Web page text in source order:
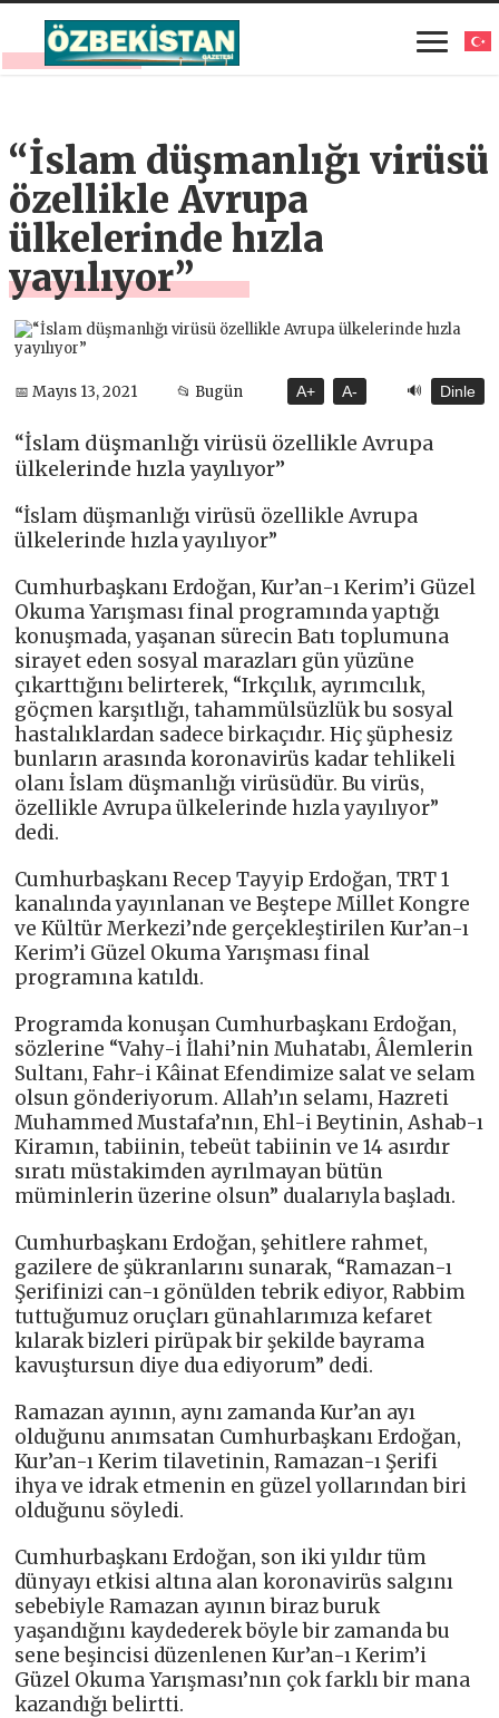
“İslam düşmanlığı virüsü
özellikle Avrupa
ülkelerinde hızla
yayılıyor”
📅 Mayıs 13, 2021 📂 Bugün A+ A- 🔊 Dinle
“İslam düşmanlığı virüsü özellikle Avrupa
ülkelerinde hızla yayılıyor”
“İslam düşmanlığı virüsü özellikle Avrupa
ülkelerinde hızla yayılıyor”
Cumhurbaşkanı Erdoğan, Kur’an-ı Kerim’i Güzel
Okuma Yarışması final programında yaptığı
konuşmada, yaşanan sürecin Batı toplumuna
sirayet eden sosyal marazları gün yüzüne
çıkarttığını belirterek, “Irkçılık, ayrımcılık,
göçmen karşıtlığı, tahammülsüzlük bu sosyal
hastalıklardan sadece birkaçıdır. Hiç şüphesiz
bunların arasında koronavirüs kadar tehlikeli
olanı İslam düşmanlığı virüsüdür. Bu virüs,
özellikle Avrupa ülkelerinde hızla yayılıyor”
dedi.
Cumhurbaşkanı Recep Tayyip Erdoğan, TRT 1
kanalında yayınlanan ve Beştepe Millet Kongre
ve Kültür Merkezi’nde gerçekleştirilen Kur’an-ı
Kerim’i Güzel Okuma Yarışması final
programına katıldı.
Programda konuşan Cumhurbaşkanı Erdoğan,
sözlerine “Vahy-i İlahi’nin Muhatabı, Âlemlerin
Sultanı, Fahr-i Kâinat Efendimize salat ve selam
olsun gönderiyorum. Allah’ın selamı, Hazreti
Muhammed Mustafa’nın, Ehl-i Beytinin, Ashab-ı
Kiramın, tabiinin, tebeüt tabiinin ve 14 asırdır
sıratı müstakimden ayrılmayan bütün
müminlerin üzerine olsun” dualarıyla başladı.
Cumhurbaşkanı Erdoğan, şehitlere rahmet,
gazilere de şükranlarını sunarak, “Ramazan-ı
Şerifinizi can-ı gönülden tebrik ediyor, Rabbim
tuttuğumuz oruçları günahlarımıza kefaret
kılarak bizleri pirüpak bir şekilde bayrama
kavuştursun diye dua ediyorum” dedi.
Ramazan ayının, aynı zamanda Kur’an ayı
olduğunu anımsatan Cumhurbaşkanı Erdoğan,
Kur’an-ı Kerim tilavetinin, Ramazan-ı Şerifi
ihya ve idrak etmenin en güzel yollarından biri
olduğunu söyledi.
Cumhurbaşkanı Erdoğan, son iki yıldır tüm
dünyayı etkisi altına alan koronavirüs salgını
sebebiyle Ramazan ayının biraz buruk
yaşandığını kaydederek böyle bir zamanda bu
sene beşincisi düzenlenen Kur’an-ı Kerim’i
Güzel Okuma Yarışması’nın çok farklı bir mana
kazandığı belirtti.